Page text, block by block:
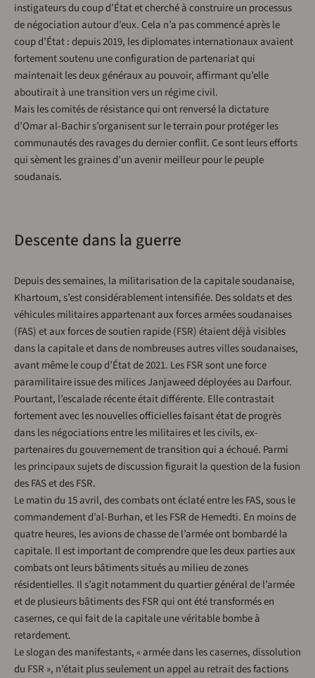
instigateurs du coup d’État et cherché à construire un processus
de négociation autour d’eux. Cela n’a pas commencé après le
coup d’État : depuis 2019, les diplomates internationaux avaient
fortement soutenu une configuration de partenariat qui
maintenait les deux généraux au pouvoir, affirmant qu’elle
aboutirait à une transition vers un régime civil.
Mais les comités de résistance qui ont renversé la dictature
d’Omar al-Bachir s’organisent sur le terrain pour protéger les
communautés des ravages du dernier conflit. Ce sont leurs efforts
qui sèment les graines d’un avenir meilleur pour le peuple
soudanais.
Descente dans la guerre
Depuis des semaines, la militarisation de la capitale soudanaise,
Khartoum, s’est considérablement intensifiée. Des soldats et des
véhicules militaires appartenant aux forces armées soudanaises
(FAS) et aux forces de soutien rapide (FSR) étaient déjà visibles
dans la capitale et dans de nombreuses autres villes soudanaises,
avant même le coup d’État de 2021. Les FSR sont une force
paramilitaire issue des milices Janjaweed déployées au Darfour.
Pourtant, l’escalade récente était différente. Elle contrastait
fortement avec les nouvelles officielles faisant état de progrès
dans les négociations entre les militaires et les civils, ex-
partenaires du gouvernement de transition qui a échoué. Parmi
les principaux sujets de discussion figurait la question de la fusion
des FAS et des FSR.
Le matin du 15 avril, des combats ont éclaté entre les FAS, sous le
commandement d’al-Burhan, et les FSR de Hemedti. En moins de
quatre heures, les avions de chasse de l’armée ont bombardé la
capitale. Il est important de comprendre que les deux parties aux
combats ont leurs bâtiments situés au milieu de zones
résidentielles. Il s’agit notamment du quartier général de l’armée
et de plusieurs bâtiments des FSR qui ont été transformés en
casernes, ce qui fait de la capitale une véritable bombe à
retardement.
Le slogan des manifestants, « armée dans les casernes, dissolution
du FSR », n’était plus seulement un appel au retrait des factions